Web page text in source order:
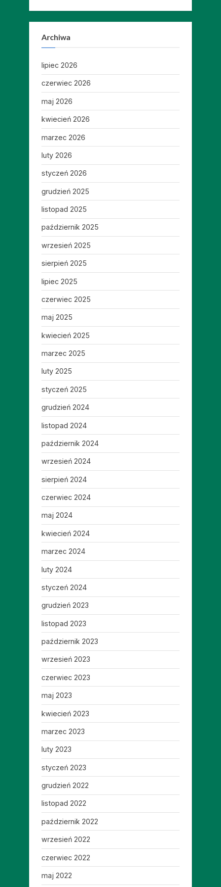
Archiwa
lipiec 2026
czerwiec 2026
maj 2026
kwiecień 2026
marzec 2026
luty 2026
styczeń 2026
grudzień 2025
listopad 2025
październik 2025
wrzesień 2025
sierpień 2025
lipiec 2025
czerwiec 2025
maj 2025
kwiecień 2025
marzec 2025
luty 2025
styczeń 2025
grudzień 2024
listopad 2024
październik 2024
wrzesień 2024
sierpień 2024
czerwiec 2024
maj 2024
kwiecień 2024
marzec 2024
luty 2024
styczeń 2024
grudzień 2023
listopad 2023
październik 2023
wrzesień 2023
czerwiec 2023
maj 2023
kwiecień 2023
marzec 2023
luty 2023
styczeń 2023
grudzień 2022
listopad 2022
październik 2022
wrzesień 2022
czerwiec 2022
maj 2022